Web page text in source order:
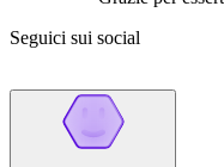
Seguici sui social